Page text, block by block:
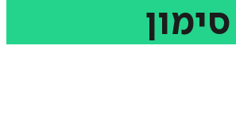
סימון